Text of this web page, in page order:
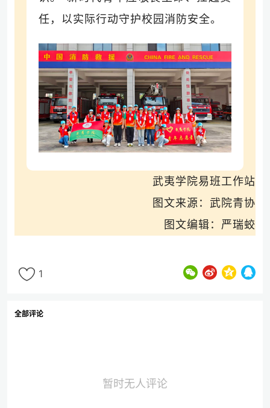
任，以实际行动守护校园消防安全。
武夷学院易班工作站
图文来源：武院青协
图文编辑：严瑞蛟
1
全部评论
暂时无人评论